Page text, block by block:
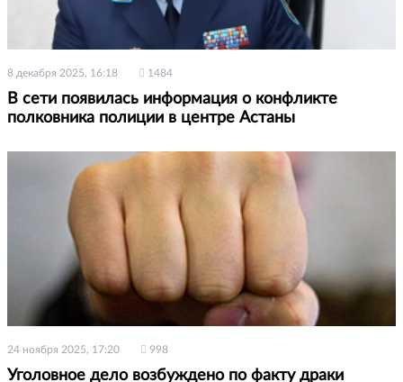
8 декабря 2025, 16:18 1484
В сети появилась информация о конфликте
полковника полиции в центре Астаны
24 ноября 2025, 17:20 998
Уголовное дело возбуждено по факту драки